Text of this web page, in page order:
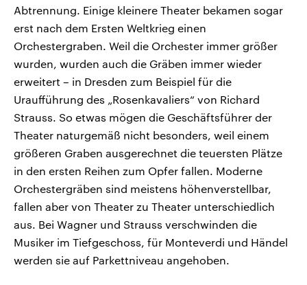
Abtrennung. Einige kleinere Theater bekamen sogar
erst nach dem Ersten Weltkrieg einen
Orchestergraben. Weil die Orchester immer größer
wurden, wurden auch die Gräben immer wieder
erweitert – in Dresden zum Beispiel für die
Uraufführung des „Rosenkavaliers“ von Richard
Strauss. So etwas mögen die Geschäftsführer der
Theater naturgemäß nicht besonders, weil einem
größeren Graben ausgerechnet die teuersten Plätze
in den ersten Reihen zum Opfer fallen. Moderne
Orchestergräben sind meistens höhenverstellbar,
fallen aber von Theater zu Theater unterschiedlich
aus. Bei Wagner und Strauss verschwinden die
Musiker im Tiefgeschoss, für Monteverdi und Händel
werden sie auf Parkettniveau angehoben.